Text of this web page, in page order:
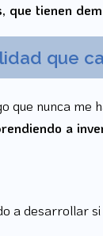
que tienen
que
que nunca me
a
a desarrollar